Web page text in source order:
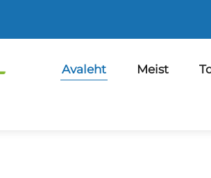
Avaleht Meist